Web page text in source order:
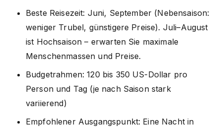
Beste Reisezeit: Juni, September (Nebensaison:
weniger Trubel, günstigere Preise). Juli–August
ist Hochsaison – erwarten Sie maximale
Menschenmassen und Preise.
Budgetrahmen: 120 bis 350 US-Dollar pro
Person und Tag (je nach Saison stark
variierend)
Empfohlener Ausgangspunkt: Eine Nacht in